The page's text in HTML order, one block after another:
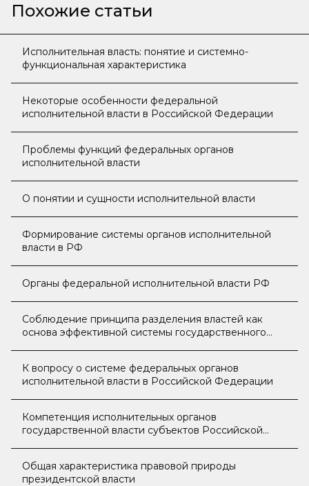
Похожие статьи
Исполнительная власть: понятие и системно-
функциональная характеристика
Некоторые особенности федеральной
исполнительной власти в Российской Федерации
Проблемы функций федеральных органов
исполнительной власти
О понятии и сущности исполнительной власти
Формирование системы органов исполнительной
власти в РФ
Органы федеральной исполнительной власти РФ
Соблюдение принципа разделения властей как
основа эффективной системы государственного
К вопросу о системе федеральных органов
исполнительной власти в Российской Федерации
Компетенция исполнительных органов
государственной власти субъектов Российской
Общая характеристика правовой природы
президентской власти